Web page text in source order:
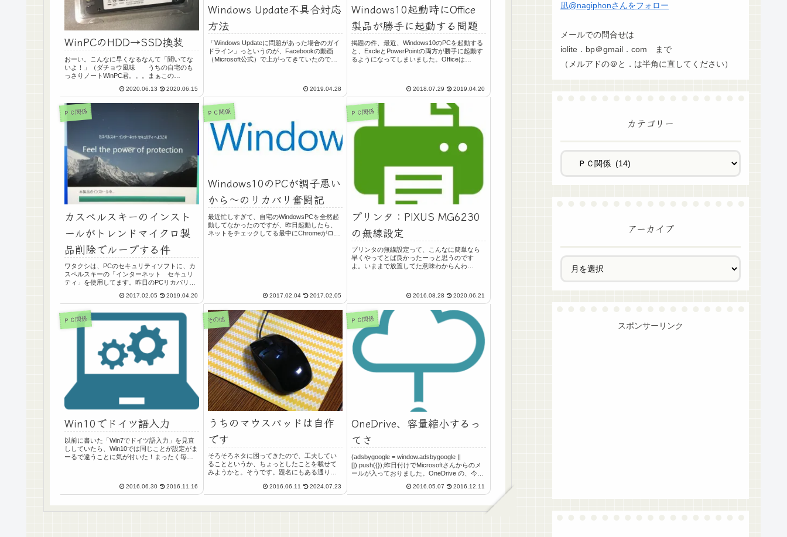
WinPCのHDD→SSD換装
おーい。こんなに早くなるなんて「聞いてな
いよ！」（ダチョウ風味 うちの自宅のも
っさりノートWinPC君。。。まぁこの
ですが。NOXで仮想化しながらゲーム２つと
2020.06.13 2020.06.15
Windows Update不具合対応
方法
「Windows Updateに問題があった場合のガイ
ドライン」っというのが、Facebookの動画
（Microsoft公式）で上がってきていたので、
2019.04.28
Windows10起動時にOffice
製品が勝手に起動する問題
掲題の件、最近、Windows10のPCを起動する
と、ExcleとPowerPointの両方が勝手に起動す
るようになってしまいました。Officeは
2018.07.29 2019.04.20
ＰＣ関係
カスペルスキーのインスト
ールがトレンドマイクロ製
品削除でループする件
ワタクシは、PCのセキュリティソフトに、カ
スペルスキーの「インターネット セキュリ
ティ」を使用してます。昨日のPCリカバリの
セキュリティ」もインストールしなおしたわ
2017.02.05 2019.04.20
ＰＣ関係
Windows10のPCが調子悪い
から～のリカバリ奮闘記
最近忙しすぎて、自宅のWindowsPCを全然起
動してなかったのですが、昨日起動したら、
ネットをチェックしてる最中にChromeがロッ
2017.02.04 2017.02.05
ＰＣ関係
プリンタ：PIXUS MG6230
の無線設定
プリンタの無線設定って、こんなに簡単なら
早くやってとば良かったーっと思うのです
よ。いままで放置してた意味わからんわ
2016.08.28 2020.06.21
ＰＣ関係
Win10でドイツ語入力
以前に書いた「Win7でドイツ語入力」を見直
ししていたら、Win10では同じことが設定がま
ーるで違うことに気が付いた！まったく毎回
2016.06.30 2016.11.16
その他
うちのマウスパッドは自作
です
そろそろネタに困ってきたので、工夫してい
ることというか、ちょっとしたことを載せて
みようかと。そうです。題名にもある通り、
ドは買うものでなく作るものだと思ってる人
です。そんな自作のマウスパッドはこんな感...
2016.06.11 2024.07.23
ＰＣ関係
OneDrive、容量縮小するっ
てさ
(adsbygoogle = window.adsbygoogle ||
[]).push({});昨日付けでMicrosoftさんからのメ
ールが入っておりました。OneDrive の、今後
2016.05.07 2016.12.11
凪@nagiphonさんをフォロー
メールでの問合せは
iolite．bp＠gmail．com まで
（メルアドの＠と．は半角に直してください）
カテゴリー
アーカイブ
スポンサーリンク